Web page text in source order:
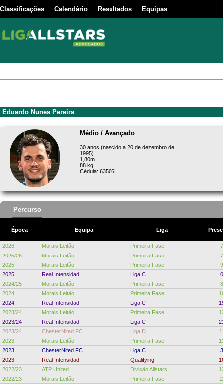
Classificações Calendário Resultados Equipas
Eduardo Nunes Pereira
Médio / Avançado
30 anos (nascido a 20 de dezembro de
1995)
1,80m
88 kg
Cédula: 63506L
Percurso
Época Equipa Liga
2026 Morais Leitão Primeira Fase
7
2025/26
Morais Leitão Primeira Fase
7
2025
Morais Leitão Primeira Fase
9
2025
Real Intensidad Liga C
0
2024/25
Morais Leitão Primeira Fase
8
2024
Morais Leitão Primeira Fase
2024
Real Intensidad Liga C
2023/24
Morais Leitão Primeira Fase
2023/24
Real Intensidad Liga C
2023/24
ChesterNited FC Liga D
2023
Morais Leitão Primeira Fase
2023
ChesterNited FC Liga C
3
2023
Real Intensidad Qualifying
2022/23
ATP United Divisão Allstars
2022/23
Morais Leitão Primeira Fase